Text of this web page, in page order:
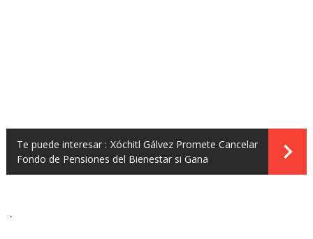
Te puede interesar : Xóchitl Gálvez Promete Cancelar
Fondo de Pensiones del Bienestar si Gana
.